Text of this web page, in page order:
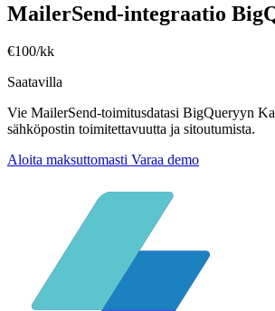
MailerSend-integraatio
€100/kk
Saatavilla
Vie MailerSend-toimitusdatasi BigQueryyn
sähköpostin toimitettavuutta ja sitoutumista.
Aloita maksuttomasti Varaa demo